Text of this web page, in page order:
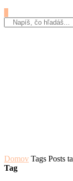
Domov Tags Posts
Tag